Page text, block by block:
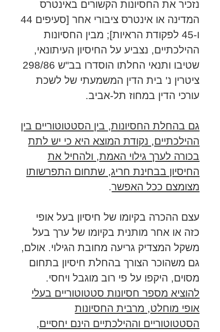
נזכיר את החסיונות הקשורים באינטרס
המדינה או אינטרס ציבורי אחר [סעיפים 44
ו-45 לפקודת הראיות]; מבין החסיונות
ההילכתיים, נצביע על החיסיון העיתונאי,
שטיבו ותנאי החלתו הוסדרו בב"ש 298/86
ציטרין נ' בית הדין המשמעתי של לשכת
עורכי הדין במחוז תל-אביב.
גם בהחלת החסיונות, בין הסטטוטוריים בין
ההילכתיים, נקודת המוצא היא כי יש לתת
בכורה לערך גילוי האמת, ולהחיל את
החיסיון בבחינת חריג, שתחום התפרשותו
מצומצם ככל האפשר.
עצם ההכרה בקיומו של חיסיון בעל אופי
כזה או אחר מותנית בקיומו של ערך בעל
משקל המצדיק גריעה מחובת הגילוי. אולם,
גם משהוכר הצורך בהחלת חיסיון בתחום
מסוים, היקפו על פי רוב מוגבל ויחסי.
להוציא מספר חסיונות סטטוטוריים בעלי
אופי מוחלט, מרבית החסיונות
הסטטוטוריים וההילכתיים הינם יחסיים,